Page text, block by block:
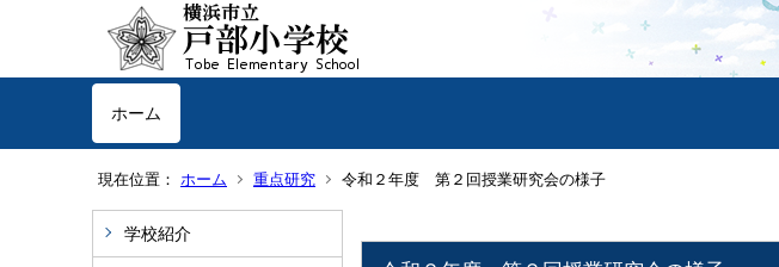
ホーム
現在位置： ホーム 重点研究 令和２年度 第２回授業研究会の様子
学校紹介